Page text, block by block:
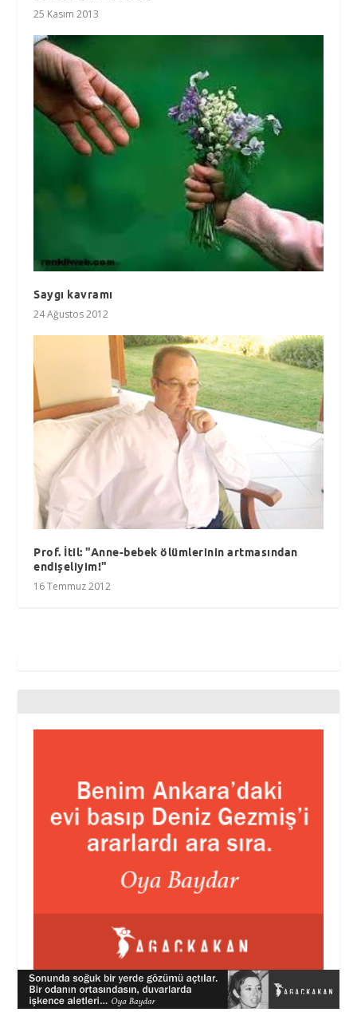
25 Kasım 2013
Saygı kavramı
24 Ağustos 2012
Prof. İtil: "Anne-bebek ölümlerinin artmasından
endişeliyim!"
16 Temmuz 2012